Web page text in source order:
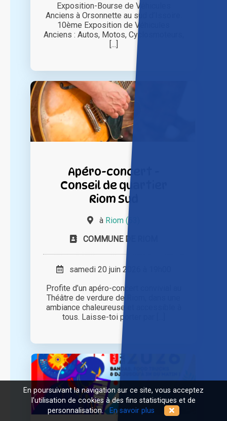
Exposition-Bourse de Véhicules
Anciens à Orsonnette au sud d’Issoire.
10ème Exposition de Véhicules
Anciens : Autos, Motos, Cyclosmoteurs,
[...]
Apéro-concert -
Conseil de quartier
Riom Sud
à Riom (63)
COMMUNE DE RIOM
samedi 20 juin 2026 à 19h00
Profite d’un apéro-concert convivial au
Théâtre de verdure de Riom, dans une
ambiance chaleureuse et accessible à
tous. Laisse-toi porter par [...]
En poursuivant la navigation sur ce site, vous acceptez
l'utilisation de cookies à des fins statistiques et de
personnalisation. En savoir plus